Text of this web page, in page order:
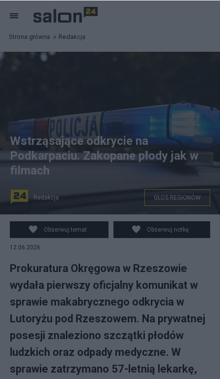
Strona główna Redakcja
Wstrząsające odkrycie na
Podkarpaciu. Zakopane płody jak w
filmach
Redakcja GŁOS REGIONÓW
Obserwuj temat Obserwuj notkę
12.06.2026
Prokuratura Okręgowa w Rzeszowie
wydała pierwszy oficjalny komunikat w
sprawie makabrycznego odkrycia w
Lutoryżu pod Rzeszowem. Na prywatnej
posesji znaleziono szczątki płodów
ludzkich oraz odpady medyczne. W
sprawie zatrzymano 57-letnią lekarkę,